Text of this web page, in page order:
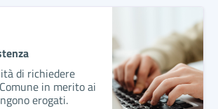
di richiedere
in merito ai
erogati.